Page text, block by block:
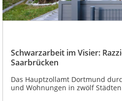
Schwarzarbeit im Visier:
Saarbrücken
Das Hauptzollamt Dortmund
und Wohnungen in zwölf